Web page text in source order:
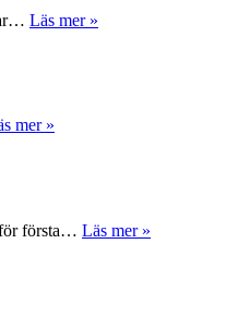
Läs mer »
mer »
för första… Läs mer »